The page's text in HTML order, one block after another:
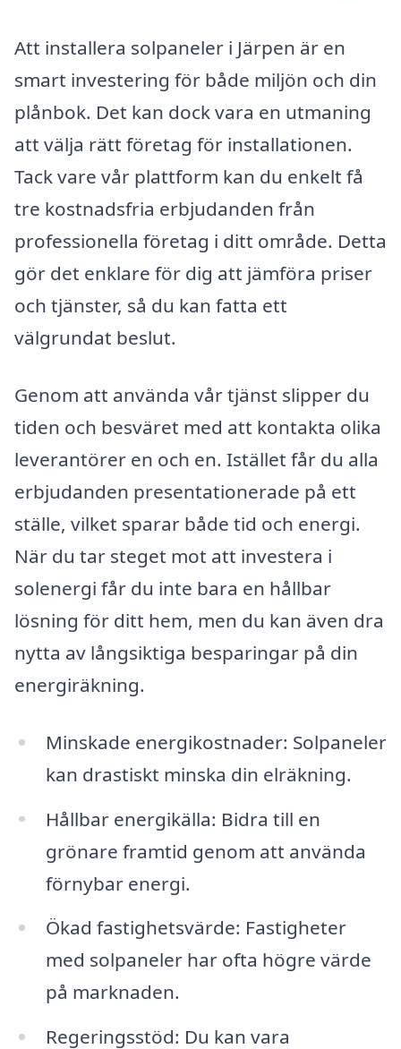
Att installera solpaneler i Järpen är en
smart investering för både miljön och din
plånbok. Det kan dock vara en utmaning
att välja rätt företag för installationen.
Tack vare vår plattform kan du enkelt få
tre kostnadsfria erbjudanden från
professionella företag i ditt område. Detta
gör det enklare för dig att jämföra priser
och tjänster, så du kan fatta ett
välgrundat beslut.
Genom att använda vår tjänst slipper du
tiden och besväret med att kontakta olika
leverantörer en och en. Istället får du alla
erbjudanden presentationerade på ett
ställe, vilket sparar både tid och energi.
När du tar steget mot att investera i
solenergi får du inte bara en hållbar
lösning för ditt hem, men du kan även dra
nytta av långsiktiga besparingar på din
energiräkning.
Minskade energikostnader: Solpaneler
kan drastiskt minska din elräkning.
Hållbar energikälla: Bidra till en
grönare framtid genom att använda
förnybar energi.
Ökad fastighetsvärde: Fastigheter
med solpaneler har ofta högre värde
på marknaden.
Regeringsstöd: Du kan vara